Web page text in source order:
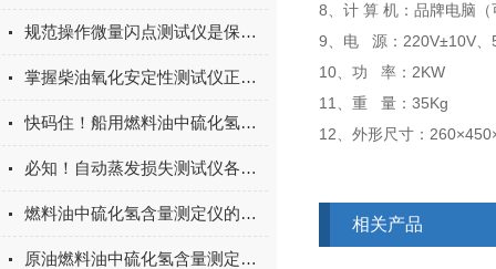
规范操作微量闪点测试仪是保障检测数据合规可靠的关键
掌握柴油氧化安定性测试仪正确使用方法是确保测试结果准确性的关键
快码住！船用燃料油中硫化氢含量测定仪的正确使用小妙招
必知！自动蒸发损失测试仪各部件功能特点大揭秘
燃料油中硫化氢含量测定仪的正确操作使用指南
原油燃料油中硫化氢含量测定仪：定期维护保养的规范方法解析
8、计 算 机：品牌电脑（
9、电 源：220V±10V、
10、功 率：2KW
11、重 量：
12、外形尺寸：
相关产品